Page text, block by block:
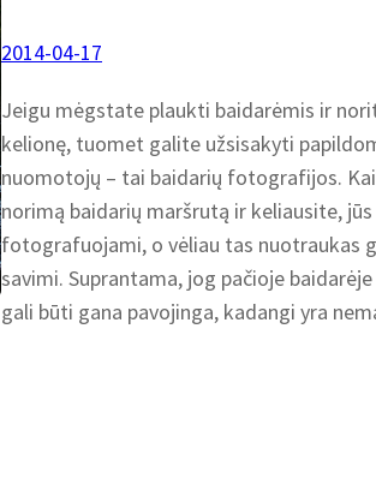
2014-04-17
Jeigu mėgstate plaukti baidarėmis ir
kelionę, tuomet galite užsisakyti
nuomotojų – tai baidarių fotografijos.
norimą baidarių maršrutą ir keliausite,
fotografuojami, o vėliau tas nuotraukas
savimi. Suprantama, jog pačioje
gali būti gana pavojinga, kadangi yra